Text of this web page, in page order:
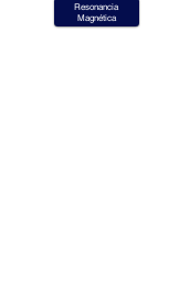
Resonancia
Magnética